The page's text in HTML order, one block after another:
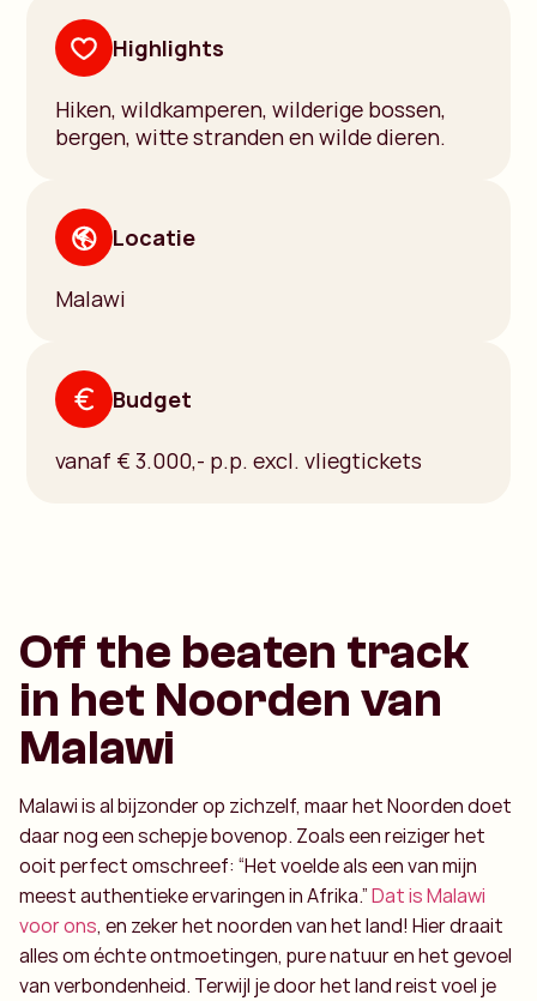
Highlights
Hiken, wildkamperen, wilderige bossen,
bergen, witte stranden en wilde dieren.
Locatie
Malawi
Budget
vanaf € 3.000,- p.p. excl. vliegtickets
Off the beaten track
in het Noorden van
Malawi
Malawi is al bijzonder op zichzelf, maar het Noorden doet
daar nog een schepje bovenop. Zoals een reiziger het
ooit perfect omschreef: “Het voelde als een van mijn
meest authentieke ervaringen in Afrika.”Dat is Malawi
voor ons, en zeker het noorden van het land! Hier draait
alles om échte ontmoetingen, pure natuur en het gevoel
van verbondenheid. Terwijl je door het land reist voel je